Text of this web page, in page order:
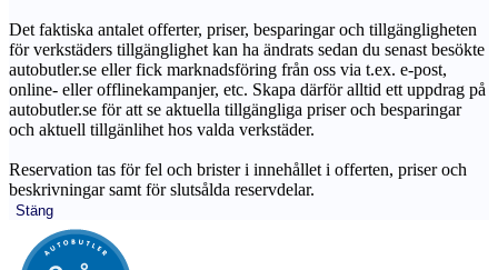
Det faktiska antalet offerter, priser, besparingar och tillgängligheten
för verkstäders tillgänglighet kan ha ändrats sedan du senast besökte
autobutler.se eller fick marknadsföring från oss via t.ex. e-post,
online- eller offlinekampanjer, etc. Skapa därför alltid ett uppdrag på
autobutler.se för att se aktuella tillgängliga priser och besparingar
och aktuell tillgänlihet hos valda verkstäder.
Reservation tas för fel och brister i innehållet i offerten, priser och
beskrivningar samt för slutsålda reservdelar.
Stäng